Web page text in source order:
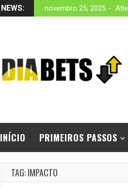
NEWS: novembro 25, 2025
INÍCIO PRIMEIROS PASSOS
TAG: IMPACTO